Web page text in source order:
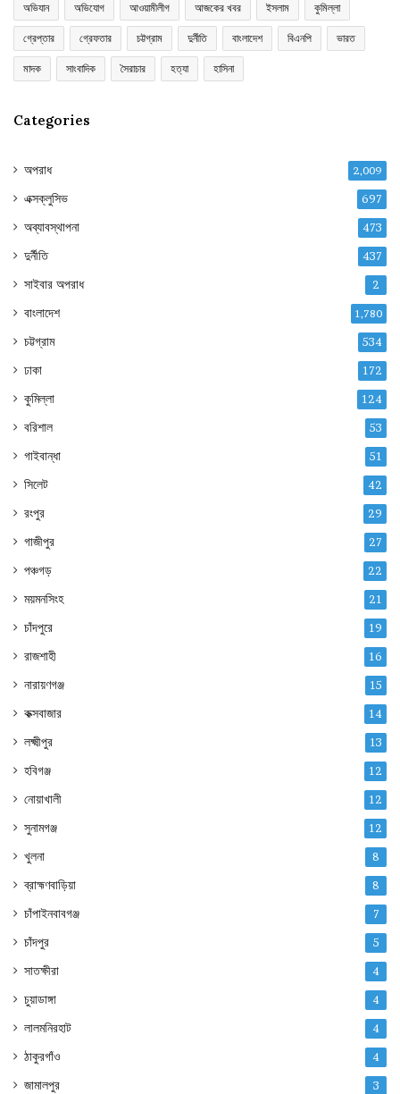
অভিযান অভিযোগ আওয়ামীলীগ আজকের খবর ইসলাম কুমিল্লা
গ্রেপ্তার গ্রেফতার চট্টগ্রাম দুর্নীতি বাংলাদেশ বিএনপি ভারত
মাদক সাংবাদিক সৈরাচার হত্যা হাসিনা
Categories
অপরাধ 2,009
এক্সক্লুসিভ 697
অব্যাবস্থাপনা 473
দুর্নীতি 437
সাইবার অপরাধ 2
বাংলাদেশ 1,780
চট্টগ্রাম 534
ঢাকা 172
কুমিল্লা 124
বরিশাল 53
গাইবান্ধা 51
সিলেট 42
রংপুর 29
গাজীপুর 27
পঞ্চগড় 22
ময়মনসিংহ 21
চাঁদপুরে 19
রাজশাহী 16
নারায়ণগঞ্জ 15
কক্সবাজার 14
লক্ষ্মীপুর 13
হবিগঞ্জ 12
নোয়াখালী 12
সুনামগঞ্জ 12
খুলনা 8
ব্রাহ্মণবাড়িয়া 8
চাঁপাইনবাবগঞ্জ 7
চাঁদপুর 5
সাতক্ষীরা 4
চুয়াডাঙ্গা 4
লালমনিরহাট 4
ঠাকুরগাঁও 4
জামালপুর 3